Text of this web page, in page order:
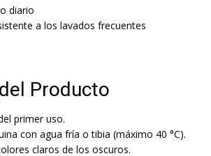
diario
a los lavados frecuentes
Producto
primer uso.
con agua fría o tibia (máximo 40 °C).
claros de los oscuros.